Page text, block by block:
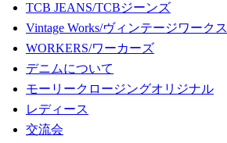
TCB JEANS/TCBジーンズ
Vintage Works/ヴィンテージワークス
WORKERS/ワーカーズ
デニムについて
モーリークロージングオリジナル
レディース
交流会